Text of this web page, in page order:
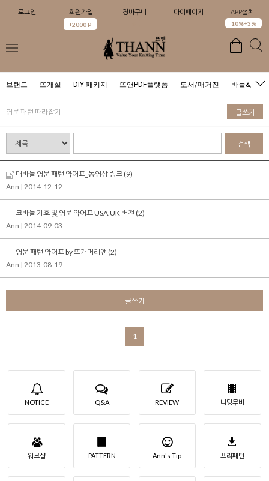
로그인 회원가입
+2000 P
장바구니 마이페이지 APP설치
10%+3%
브랜드 뜨개실 DIY 패키지 뜨앤PDF플랫폼 도서/매거진 바늘&도구
영문 패턴 따라잡기 글쓰기
검색
대바늘 영문 패턴 약어표_동영상 링크(9)
Ann | 2014-12-12
코바늘 기호 및 영문 약어표 USA.UK 버전 (2)
Ann | 2014-09-03
영문 패턴 약어표 by 뜨개머리앤 (2)
Ann | 2013-08-19
글쓰기
1
NOTICE Q&A REVIEW 니팅무비
워크샵 PATTERN Ann's Tip 프리패턴